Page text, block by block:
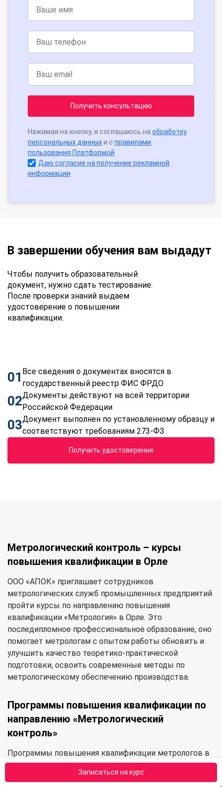
Записаться на курс
Получить консультацию
Нажимая на кнопку, я соглашаюсь на обработку
персональных данныхи с правилами
пользования Платформой
Даю согласие на получение рекламной
информации
В завершении обучения вам выдадут
Чтобы получить образовательный
документ, нужно сдать тестирование.
После проверки знаний выдаем
удостоверение о повышении
квалификации.
01 Все сведения о документах вносятся в
государственный реестр ФИС ФРДО
02Документы действуют на всей территории
Российской Федерации
03Документ выполнен по установленному образцу и
соответствуют требованиям 273-ФЗ
Получить удостоверение
Метрологический контроль – курсы
повышения квалификации в Орле
ООО «АПОК» приглашает сотрудников
метрологических служб промышленных предприятий
пройти курсы по направлению повышения
квалификации «Метрология» в Орле. Это
последипломное профессиональное образование, оно
помогает метрологам с опытом работы обновить и
улучшить качество теоретико-практической
подготовки, освоить современные методы по
метрологическому обеспечению производства.
Программы повышения квалификации по
направлению «Метрологический
контроль»
Программы повышения квалификации метрологов в
АПОК направлены на совершенствование и
приобретение новых профессиональных компетенций